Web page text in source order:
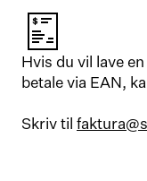
Hvis du vil lave
betale via EAN,
Skriv til